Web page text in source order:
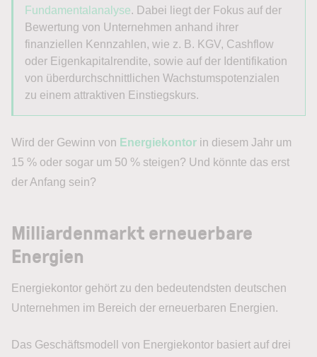
Fundamentalanalyse. Dabei liegt der Fokus auf der
Bewertung von Unternehmen anhand ihrer
finanziellen Kennzahlen, wie z. B. KGV, Cashflow
oder Eigenkapitalrendite, sowie auf der Identifikation
von überdurchschnittlichen Wachstumspotenzialen
zu einem attraktiven Einstiegskurs.
Wird der Gewinn von Energiekontor in diesem Jahr um
15 % oder sogar um 50 % steigen? Und könnte das erst
der Anfang sein?
Milliardenmarkt erneuerbare
Energien
Energiekontor gehört zu den bedeutendsten deutschen
Unternehmen im Bereich der erneuerbaren Energien.
Das Geschäftsmodell von Energiekontor basiert auf drei